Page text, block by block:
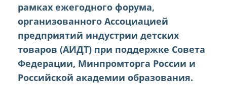
рамках ежегодного форума,
организованного Ассоциацией
предприятий индустрии детских
товаров (АИДТ) при поддержке Совета
Федерации, Минпромторга России и
Российской академии образования.